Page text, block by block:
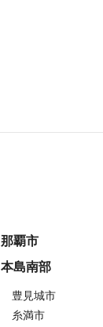
那覇市
本島南部
豊見城市
糸満市